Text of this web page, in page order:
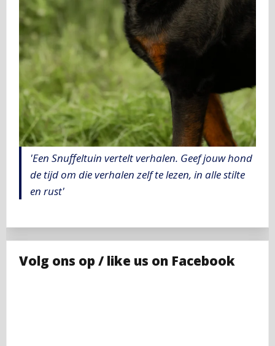
'Een Snuffeltuin vertelt verhalen. Geef jouw hond
de tijd om die verhalen zelf te lezen, in alle stilte
en rust'
Volg ons op / like us on Facebook